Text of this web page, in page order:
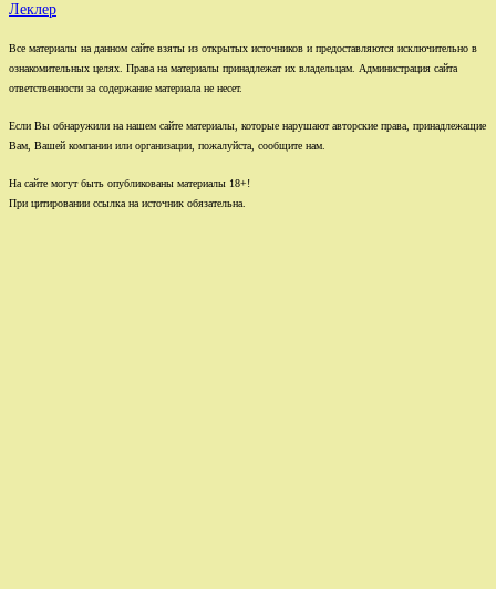
Леклер
Все материалы на данном сайте взяты из открытых источников и предоставляются исключительно в
ознакомительных целях. Права на материалы принадлежат их владельцам. Администрация сайта
ответственности за содержание материала не несет.
Если Вы обнаружили на нашем сайте материалы, которые нарушают авторские права, принадлежащие
Вам, Вашей компании или организации, пожалуйста, сообщите нам.
На сайте могут быть опубликованы материалы 18+!
При цитировании ссылка на источник обязательна.